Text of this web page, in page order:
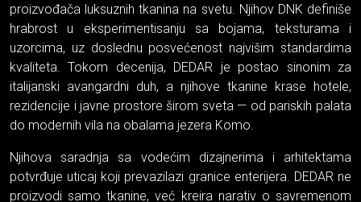
proizvođača luksuznih tkanina na svetu. Njihov DNK definiše
hrabrost u eksperimentisanju sa bojama, teksturama i
uzorcima, uz doslednu posvećenost najvišim standardima
kvaliteta. Tokom decenija, DEDAR je postao sinonim za
italijanski avangardni duh, a njihove tkanine krase hotele,
rezidencije i javne prostore širom sveta — od pariskih palata
do modernih vila na obalama jezera Komo.
Njihova saradnja sa vodećim dizajnerima i arhitektama
potvrđuje uticaj koji prevazilazi granice enterijera. DEDAR ne
proizvodi samo tkanine, već kreira narativ o savremenom